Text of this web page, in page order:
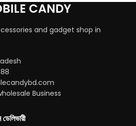
CANDY
and gadget shop in
Business